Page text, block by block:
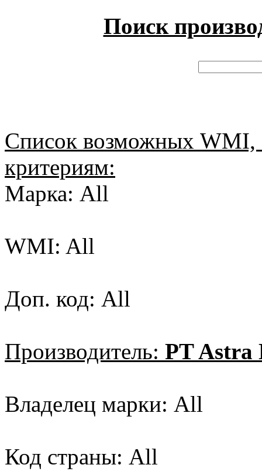
Поиск
Список возможных
критериям:
Марка: All
WMI: All
Доп. код: All
Производитель: PT Astra
Владелец марки: All
Код страны: All